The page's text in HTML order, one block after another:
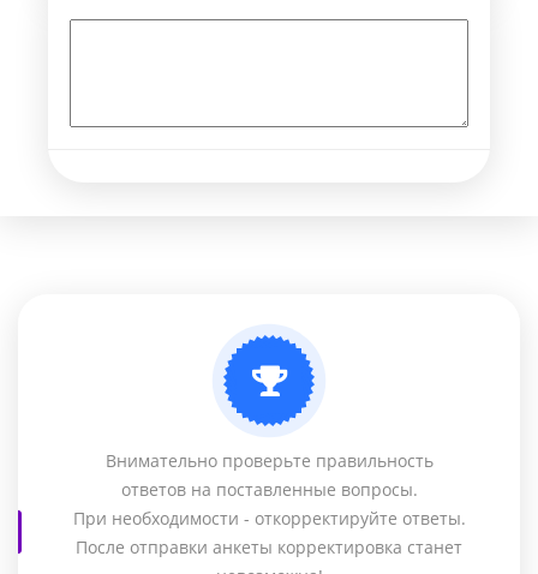
Внимательно проверьте правильность
ответов на поставленные вопросы.
При необходимости - откорректируйте ответы.
После отправки анкеты корректировка станет